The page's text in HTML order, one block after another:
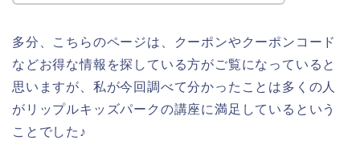
多分、こちらのページは、クーポンやクーポンコード
などお得な情報を探している方がご覧になっていると
思いますが、私が今回調べて分かったことは多くの人
がリップルキッズパークの講座に満足しているという
ことでした♪